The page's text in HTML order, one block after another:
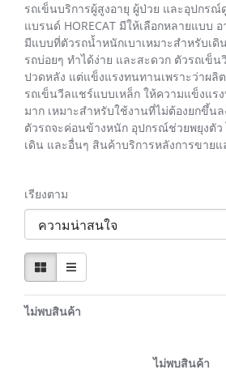
รถเข็นบริการผู้สูงอายุ ผู้ป่วย และอุปกรณ์
แบรนด์ HORECAT มีให้เลือกหลายแบบ
มีแบบที่ตัวรถน้ำหนักเบาเหมาะสำหรับเดิ
รถบ่อยๆ ทำได้ง่าย และสะดวก ตัวรถเข็
ปวดหลัง แต่แข็งแรงทนทานเพราะว่าผลิ
รถเข็นวีลแชร์แบบเหล็ก ให้ความแข็งแร
มาก เหมาะสำหรับใช้งานที่ไม่ต้องยกขึ้นล
ตัวรถจะค่อนข้างหนัก อุปกรณ์ช่วยพยุงตัว
เดิน และอื่นๆ สินค้าบริการหลังการขายแ
เรียงตาม
ไม่พบสินค้า
ไม่พบสินค้า